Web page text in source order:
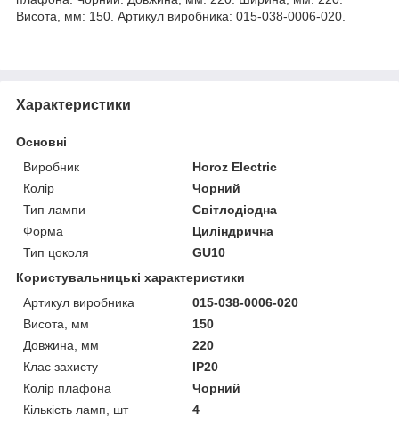
Висота, мм: 150. Артикул виробника: 015-038-0006-020.
Характеристики
Основні
Виробник
Horoz Electric
Колір
Чорний
Тип лампи
Світлодіодна
Форма
Циліндрична
Тип цоколя
GU10
Користувальницькі характеристики
Артикул виробника
015-038-0006-020
Висота, мм
150
Довжина, мм
220
Клас захисту
IP20
Колір плафона
Чорний
Кількість ламп, шт
4